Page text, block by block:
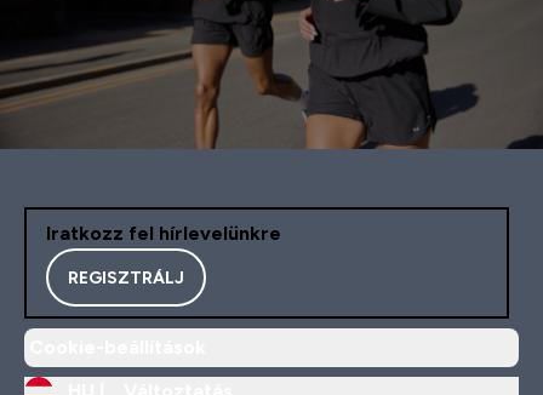
Iratkozz fel hírlevelünkre
REGISZTRÁLJ